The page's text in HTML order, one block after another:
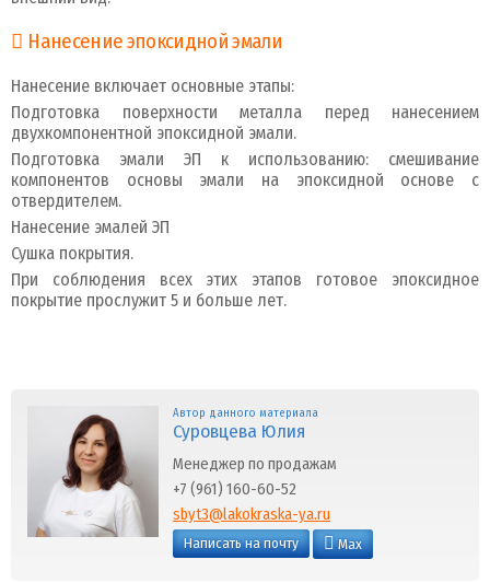
Нанесение эпоксидной эмали
Нанесение включает основные этапы:
Подготовка поверхности металла перед нанесением
двухкомпонентной эпоксидной эмали.
Подготовка эмали ЭП к использованию: смешивание
компонентов основы эмали на эпоксидной основе с
отвердителем.
Нанесение эмалей ЭП
Сушка покрытия.
При соблюдения всех этих этапов готовое эпоксидное
покрытие прослужит 5 и больше лет.
Автор данного материала
Суровцева Юлия
Менеджер по продажам
+7 (961) 160-60-52
sbyt3@lakokraska-ya.ru
Написать на почту Max